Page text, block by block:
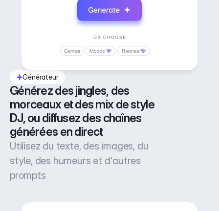
Générateur
Générez des jingles, des
morceaux et des mix de style
DJ, ou diffusez des chaînes
générées en direct
Utilisez du texte, des images, du
style, des humeurs et d'autres
prompts